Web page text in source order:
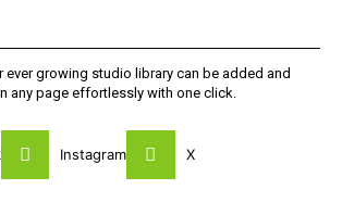
ever growing studio library can be added and
any page effortlessly with one click.
Instagram X